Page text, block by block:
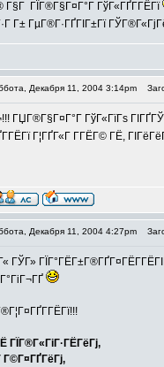
Г§Г ГЇГ®Г§Г¤Г°Г ГўГ«ГҐГ­ГЁГї
Г± ГµГ®Г·ГҐГІГ±Гї
Декабря 11, 2004 3:14pm
ГЏГ®Г§Г¤Г°Г ГўГ«ГїГѕ
Г¦ГҐГ«Г Г­ГЁГ© ГЁ,
Декабря 11, 2004 4:27pm
ГЎГ»
ГЇГ®Г«ГіГ·ГЁГёГј,